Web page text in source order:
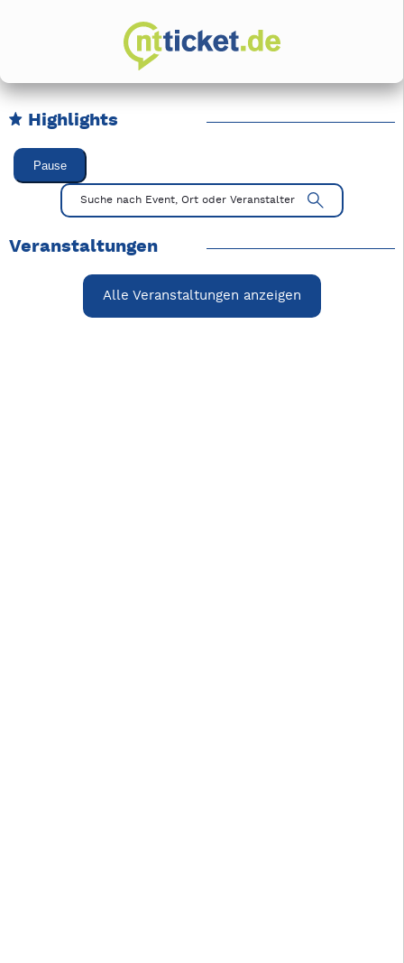
Highlights
Karussell Veranstaltungen überspringen
Pause
Mit Tab zu den Steuerelementen wechseln. Mit Pfeiltasten
Suche nach Event, Ort oder Veranstalter
Veranstaltungen
Alle Veranstaltungen anzeigen